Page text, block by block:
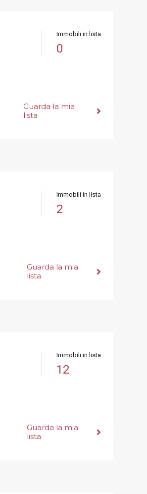
Immobili in lista
0
Guarda la mia
lista
Immobili in lista
2
Guarda la mia
lista
Immobili in lista
12
Guarda la mia
lista